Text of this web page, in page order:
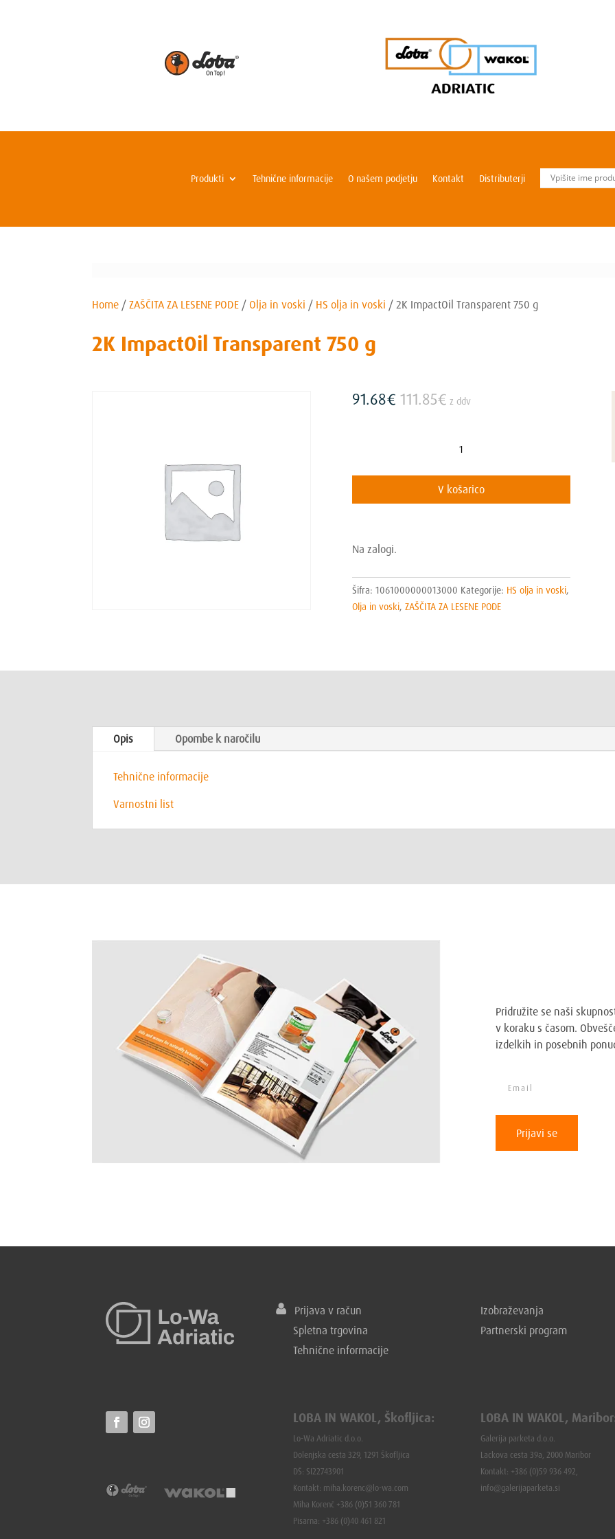
Produkti Tehnične informacije O našem podjetju Kontakt Distributerji
Home /ZAŠČITA ZA LESENE PODE /Olja in voski / HS olja in voski /2K ImpactOil Transparent 750 g
2K ImpactOil Transparent 750 g
91.68€ 111.85€ z ddv
Transparent
V košarico
Na zalogi.
Šifra: 1061000000013000 Kategorije: HS olja in voski,
Olja in voski, ZAŠČITA ZA LESENE PODE
Opis Opombe k naročilu
Tehnične informacije
Varnostni list
Pridružite se naši
v koraku s časom.
izdelkih in posebnih
Prijavi se
Prijava v račun
Spletna trgovina
Tehnične informacije
Izobraževanja
Partnerski program
LOBA IN WAKOL, Škofljica:
Lo-Wa Adriatic d.o.o.
Dolenjska cesta 329, 1291 Škofljica
DŠ: SI22743901
Kontakt: miha.korenc@lo-wa.com
Miha Korenč +386 (0)51 360 781
Pisarna: +386 (0)40 461 821
LOBA IN WAKOL,
Galerija parketa d.o.o.
Lackova cesta 39a, 2000 Maribor
Kontakt: +386 (0)59 936 492,
info@galerijaparketa.si